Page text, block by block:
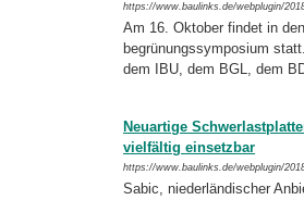
https://www.baulinks.de/webplugin/
Am 16. Oktober findet in
be­grü­nungs­sym­po­si­um
dem IBU, dem BGL, dem
Neuartige
vielfältig einsetzbar
https://www.baulinks.de/webplugin/
Sabic, niederländischer